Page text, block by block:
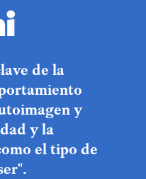
de la
y
y la
el tipo de